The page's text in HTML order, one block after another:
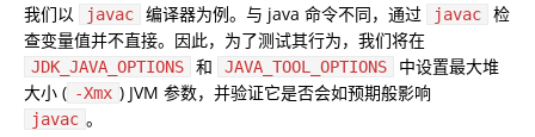
我们以 javac 编译器为例。与 java 命令不同，通过 javac
检
查变量值并不直接。因此，为了测试其行为，我们将在
JDK_JAVA_OPTIONS 和 JAVA_TOOL_OPTIONS
中设置最大堆
大小 ( -Xmx ) JVM 参数，并验证它是否会如预期般影响
javac 。